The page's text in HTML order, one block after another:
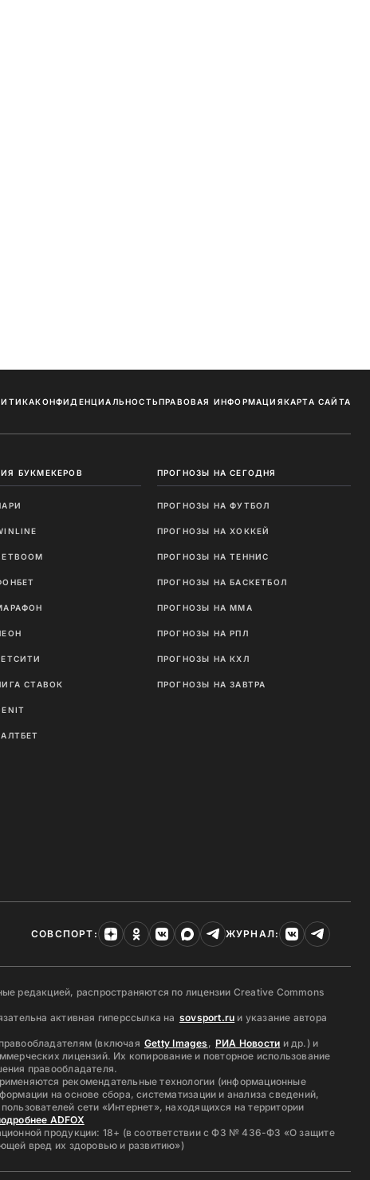
КОНФИДЕНЦИАЛЬНОСТЬПРАВОВАЯ ИНФОРМАЦИЯКАРТА САЙТА
БУКМЕКЕРОВ
СТАВОК
ПРОГНОЗЫ НА СЕГОДНЯ
ПРОГНОЗЫ НА ФУТБОЛ
ПРОГНОЗЫ НА ХОККЕЙ
ПРОГНОЗЫ НА ТЕННИС
ПРОГНОЗЫ НА БАСКЕТБОЛ
ПРОГНОЗЫ НА MMA
ПРОГНОЗЫ НА РПЛ
ПРОГНОЗЫ НА КХЛ
ПРОГНОЗЫ НА ЗАВТРА
СОВСПОРТ: ЖУРНАЛ:
редакцией, распространяются по лицензии Creative Commons
активная гиперссылка на sovsport.ru и указание автора
(включая Getty Images , РИА Новости и др.) и
лицензий. Их копирование и повторное использование
правообладателя.
рекомендательные технологии (информационные
на основе сбора, систематизации и анализа сведений,
сети «Интернет», находящихся на территории
ADFOX
продукции: 18+ (в соответствии с ФЗ № 436-ФЗ «О защите
вред их здоровью и развитию»)